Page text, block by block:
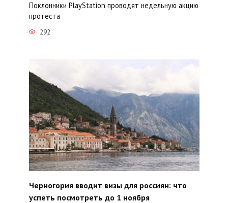
Поклонники PlayStation проводят недельную акцию
протеста
292
Черногория вводит визы для россиян: что
успеть посмотреть до 1 ноября